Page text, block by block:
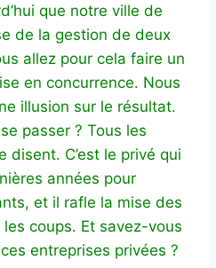
que notre ville de
de la gestion de deux
allez pour cela faire un
en concurrence. Nous
illusion sur le résultat.
passer ? Tous les
disent. C’est le privé qui
années pour
et il rafle la mise des
les coups. Et savez-vous
entreprises privées ?